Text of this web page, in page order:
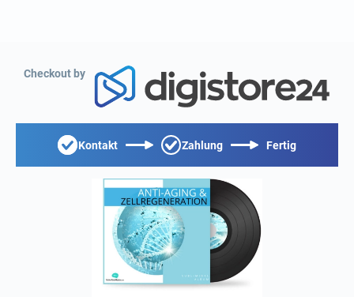
Checkout by
Kontakt Zahlung Fertig